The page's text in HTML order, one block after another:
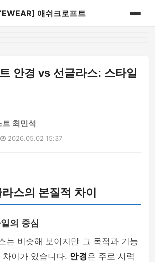
애쉬크로프트
안경 vs 선글라스: 스타일
최민석
2026.05.02 15:37
스의 본질적 차이
의 중심
는 비슷해 보이지만 그 목적과 기능
이가 있습니다. 안경은 주로 시력